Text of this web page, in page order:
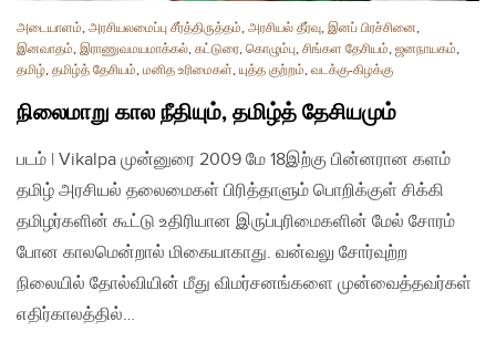
அடையாளம், அரசியலமைப்பு சீர்த்திருத்தம், அரசியல் தீர்வு, இனப் பிரச்சினை,
இனவாதம், இராணுவமயமாக்கல், கட்டுரை, கொழும்பு, சிங்கள தேசியம், ஜனநாயகம்,
தமிழ், தமிழ்த் தேசியம், மனித உரிமைகள், யுத்த குற்றம், வடக்கு-கிழக்கு
நிலைமாறு கால நீதியும், தமிழ்த் தேசியமும்
படம் | Vikalpa முன்னுரை 2009 மே 18இற்கு பின்னரான களம்
தமிழ் அரசியல் தலைமைகள் பிரித்தாளும் பொறிக்குள் சிக்கி
தமிழர்களின் கூட்டு உதிரியான இருப்புரிமைகளின் மேல் சோரம்
போன காலமென்றால் மிகையாகாது. வன்வலு சோர்வுற்ற
நிலையில் தோல்வியின் மீது விமர்சனங்களை முன்வைத்தவர்கள்
எதிர்காலத்தில்…